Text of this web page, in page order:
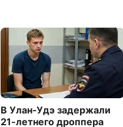
В Улан-Удэ задержали
21-летнего дроппера